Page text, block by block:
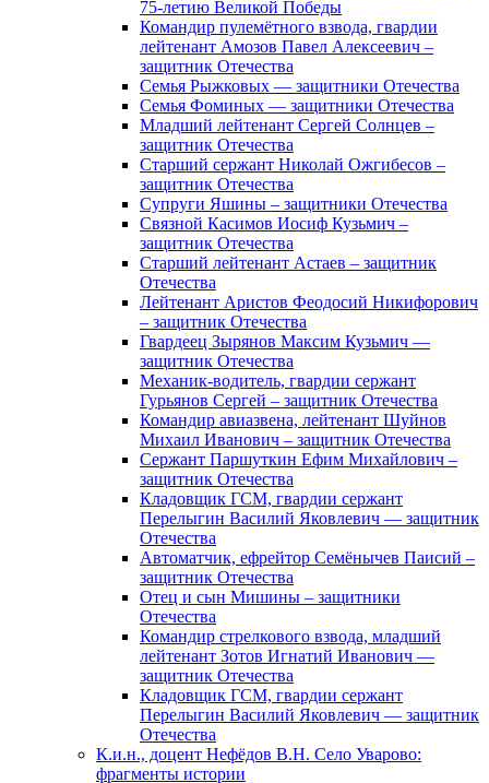
75-летию Великой Победы
Командир пулемётного взвода, гвардии
лейтенант Амозов Павел Алексеевич –
защитник Отечества
Семья Рыжковых — защитники Отечества
Семья Фоминых — защитники Отечества
Младший лейтенант Сергей Солнцев –
защитник Отечества
Старший сержант Николай Ожгибесов –
защитник Отечества
Супруги Яшины – защитники Отечества
Связной Касимов Иосиф Кузьмич –
защитник Отечества
Старший лейтенант Астаев – защитник
Отечества
Лейтенант Аристов Феодосий Никифорович
– защитник Отечества
Гвардеец Зырянов Максим Кузьмич —
защитник Отечества
Механик-водитель, гвардии сержант
Гурьянов Сергей – защитник Отечества
Командир авиазвена, лейтенант Шуйнов
Михаил Иванович – защитник Отечества
Сержант Паршуткин Ефим Михайлович –
защитник Отечества
Кладовщик ГСМ, гвардии сержант
Перелыгин Василий Яковлевич — защитник
Отечества
Автоматчик, ефрейтор Семёнычев Паисий –
защитник Отечества
Отец и сын Мишины – защитники
Отечества
Командир стрелкового взвода, младший
лейтенант Зотов Игнатий Иванович —
защитник Отечества
Кладовщик ГСМ, гвардии сержант
Перелыгин Василий Яковлевич — защитник
Отечества
К.и.н., доцент Нефёдов В.Н. Село Уварово:
фрагменты истории